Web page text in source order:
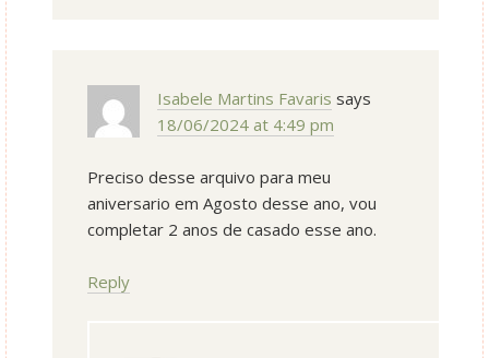
Isabele Martins Favaris says
18/06/2024 at 4:49 pm
Preciso desse arquivo para meu
aniversario em Agosto desse ano, vou
completar 2 anos de casado esse ano.
Reply